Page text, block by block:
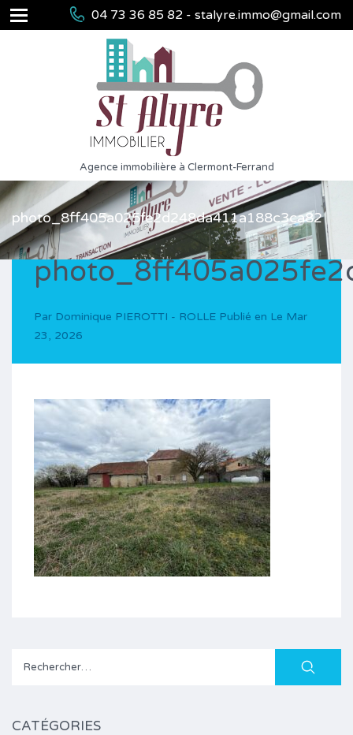
04 73 36 85 82 - stalyre.immo@gmail.com
Agence immobilière à Clermont-Ferrand
photo_8ff405a025fe2d248da411a188c3ca82
Par Dominique PIEROTTI - ROLLE Publié en Le Mar
23, 2026
Rechercher :
CATÉGORIES